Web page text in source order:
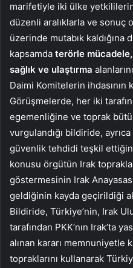
marifetiyle iki ülke
düzenli aralıklarla ve sonuç
üzerinde mutabık
kapsamda terörle
sağlık ve ulaştırma
Daimi Komitelerin ihdasının
Görüşmelerde, her iki
egemenliğine ve toprak
vurgulandığı bildiride,
güvenlik tehdidi teşkil
konusu örgütün Irak
göstermesinin Irak
geldiğinin kayda geçirildiği
Bildiride, Türkiye’nin, Irak
tarafından PKK’nın Irak’ta
alınan kararı memnuniyetle
topraklarını kullanarak